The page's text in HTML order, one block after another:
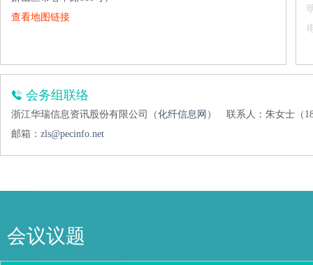
查看地图链接
会务组联络
浙江华瑞信息资讯股份有限公司（化纤信息网 ）
联系人：朱女士（
邮箱： zls@pecinfo.net
会议议题